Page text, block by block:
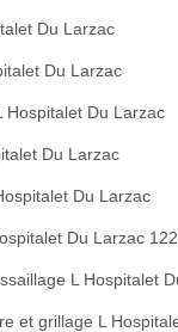
Du Larzac
Du Larzac
Hospitalet Du Larzac
Du Larzac
Du Larzac
Du Larzac
L Hospitalet
et grillage L